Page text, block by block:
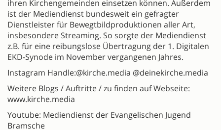
ihren Kirchengemeinden einsetzen können. Außerdem
ist der Mediendienst bundesweit ein gefragter
Dienstleister für Bewegtbildproduktionen aller Art,
insbesondere Streaming. So sorgte der Mediendienst
z.B. für eine reibungslose Übertragung der 1. Digitalen
EKD-Synode im November vergangenen Jahres.
Instagram Handle:@kirche.media @deinekirche.media
Weitere Blogs / Auftritte / zu finden auf Webseite:
www.kirche.media
Youtube: Mediendienst der Evangelischen Jugend
Bramsche